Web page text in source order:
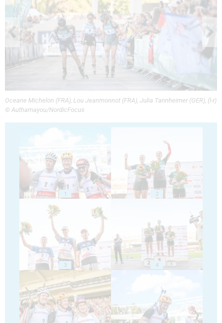
Oceane Michelon (FRA), Lou Jeanmonnot (FRA), Julia Tannheimer (GER), (l-r)
© Authamayou/NordicFocus
1 2
3 4